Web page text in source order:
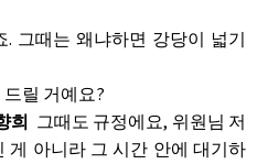
. 그때는 왜냐하면 강당이 넓기
릴 거예요?
희 그때도 규정에요, 위원님 저
게 아니라 그 시간 안에 대기하